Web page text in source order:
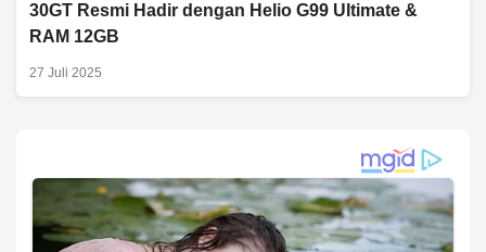
30GT Resmi Hadir dengan Helio G99 Ultimate &
RAM 12GB
27 Juli 2025